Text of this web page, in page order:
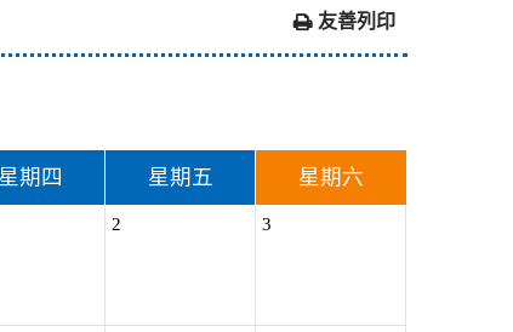
友善列印
星期 四 星期 五 星期 六
2 3